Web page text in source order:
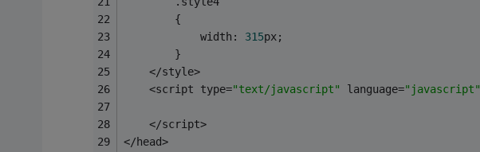
        {
            width:
315px;
        }
    </style>
    <script type=
"text/javascript" language="javascript"
    </script>
</head>